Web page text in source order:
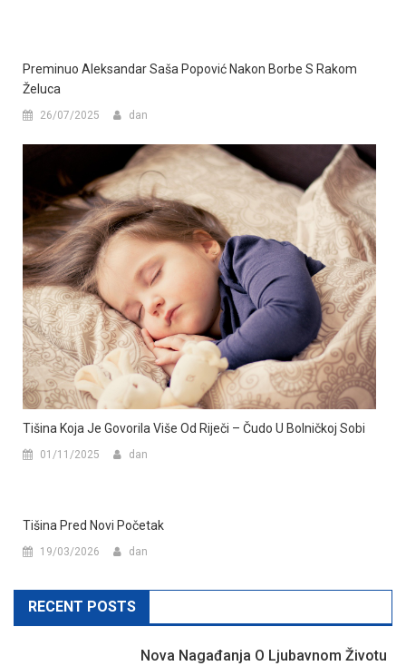
Preminuo Aleksandar Saša Popović Nakon Borbe S Rakom
Želuca
26/07/2025 dan
Tišina Koja Je Govorila Više Od Riječi – Čudo U Bolničkoj Sobi
01/11/2025 dan
Tišina Pred Novi Početak
19/03/2026 dan
RECENT POSTS
Nova Nagađanja O Ljubavnom Životu